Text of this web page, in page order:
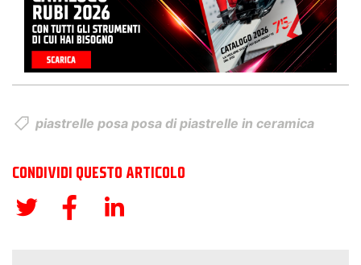
piastrelle posa posa di piastrelle in ceramica
CONDIVIDI QUESTO ARTICOLO